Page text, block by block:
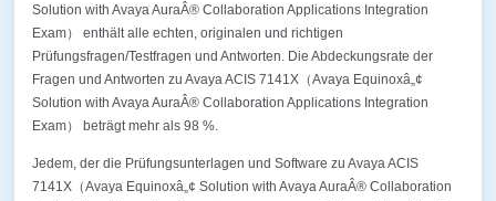
Solution with Avaya AuraÂ® Collaboration Applications Integration
Exam） enthält alle echten, originalen und richtigen
Prüfungsfragen/Testfragen und Antworten. Die Abdeckungsrate der
Fragen und Antworten zu Avaya ACIS 7141X（Avaya Equinoxâ„¢
Solution with Avaya AuraÂ® Collaboration Applications Integration
Exam） beträgt mehr als 98 %.
Jedem, der die Prüfungsunterlagen und Software zu Avaya ACIS
7141X（Avaya Equinoxâ„¢ Solution with Avaya AuraÂ® Collaboration